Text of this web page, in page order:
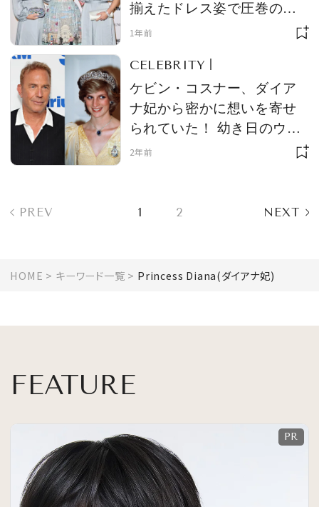
揃えたドレス姿で圧巻のオ
ーラを放つ！ ウィリアム皇
出席
1年前
CELEBRITY
ケビン・コスナー、ダイア
ナ妃から密かに想いを寄せ
られていた！ 幼き日のウィ
リアム皇太子から告白され
2年前
PREV 1 2 NEXT
HOME キーワード一覧 Princess Diana(ダイアナ妃)
FEATURE